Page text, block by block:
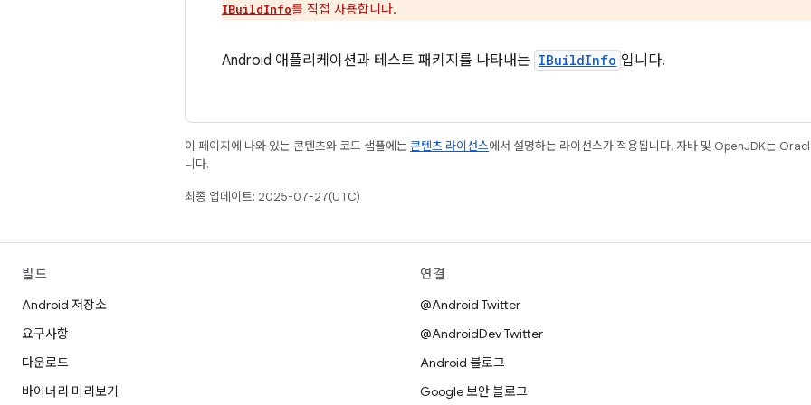
IBuildInfo를 직접 사용합니다.
Android 애플리케이션과 테스트 패키지를 나타내는 IBuildInfo 입니다.
이 페이지에 나와 있는 콘텐츠와 코드 샘플에는 콘텐츠 라이선스에서 설명하는 라이선스가 적용됩니다. 자바 및 OpenJDK는
니다.
최종 업데이트: 2025-07-27(UTC)
빌드
Android 저장소
요구사항
다운로드
바이너리 미리보기
연결
@Android Twitter
@AndroidDev Twitter
Android 블로그
Google 보안 블로그